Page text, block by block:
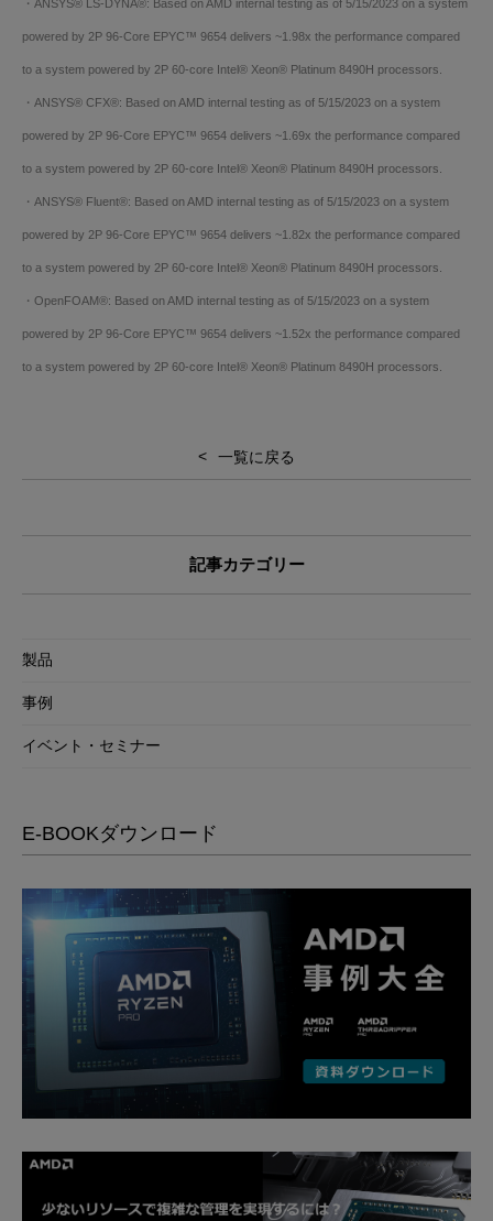
・ANSYS® LS-DYNA®: Based on AMD internal testing as of 5/15/2023 on a system
powered by 2P 96-Core EPYC™ 9654 delivers ~1.98x the performance compared
to a system powered by 2P 60-core Intel® Xeon® Platinum 8490H processors.
・ANSYS® CFX®: Based on AMD internal testing as of 5/15/2023 on a system
powered by 2P 96-Core EPYC™ 9654 delivers ~1.69x the performance compared
to a system powered by 2P 60-core Intel® Xeon® Platinum 8490H processors.
・ANSYS® Fluent®: Based on AMD internal testing as of 5/15/2023 on a system
powered by 2P 96-Core EPYC™ 9654 delivers ~1.82x the performance compared
to a system powered by 2P 60-core Intel® Xeon® Platinum 8490H processors.
・OpenFOAM®: Based on AMD internal testing as of 5/15/2023 on a system
powered by 2P 96-Core EPYC™ 9654 delivers ~1.52x the performance compared
to a system powered by 2P 60-core Intel® Xeon® Platinum 8490H processors.
一覧に戻る
記事カテゴリー
製品
事例
イベント・セミナー
E-BOOKダウンロード